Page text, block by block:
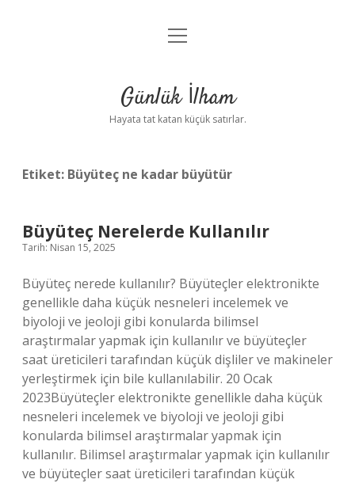
Anasayfa
Yasal Uyarı
menüyü
Günlük İlham
Hayata tat katan küçük satırlar.
Etiket: Büyüteç ne kadar büyütür
Büyüteç Nerelerde Kullanılır
Tarih: Nisan 15, 2025
Büyüteç nerede kullanılır? Büyüteçler elektronikte
genellikle daha küçük nesneleri incelemek ve
biyoloji ve jeoloji gibi konularda bilimsel
araştırmalar yapmak için kullanılır ve büyüteçler
saat üreticileri tarafından küçük dişliler ve makineler
yerleştirmek için bile kullanılabilir. 20 Ocak
2023Büyüteçler elektronikte genellikle daha küçük
nesneleri incelemek ve biyoloji ve jeoloji gibi
konularda bilimsel araştırmalar yapmak için
kullanılır. Bilimsel araştırmalar yapmak için kullanılır
ve büyüteçler saat üreticileri tarafından küçük